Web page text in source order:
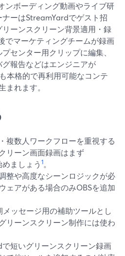
ンボーディング動画やライブ研
ーはStreamYardでゲスト招
ーンスクリーン背景適用・録
でマーケティングチームが録画
センター用クリップに編集、
報告などはエンジニアが
本格的で再利用可能なコンテ
まれます。
複数人ワークフローを重視する
リーン画面録画はまず
ましょう 1。
整や高度なシーンロジックが必
ェアがある場合のみOBSを追加
ッセージ用の補助ツールとし
リーンスクリーン制作には使わ
短いグリーンスクリーン録画